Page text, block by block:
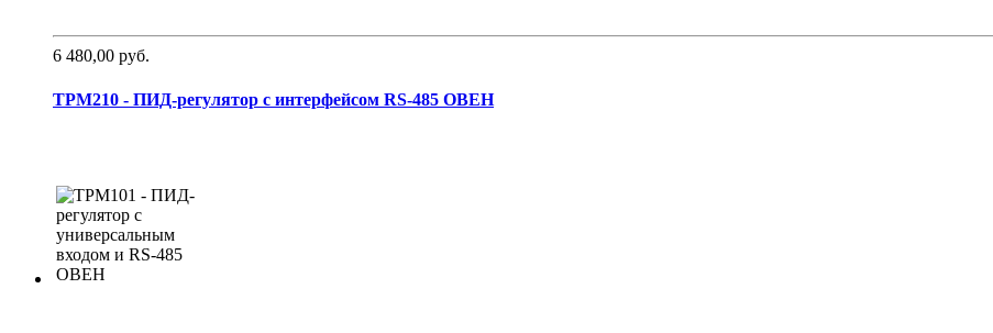
6 480,00 руб.
ТРМ210 - ПИД-регулятор с интерфейсом RS-485 ОВЕН